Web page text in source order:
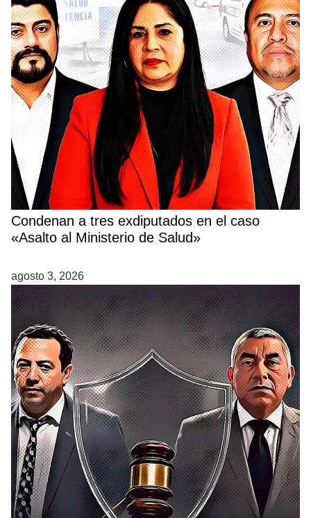
Condenan a tres exdiputados en el caso
«Asalto al Ministerio de Salud»
agosto 3, 2026